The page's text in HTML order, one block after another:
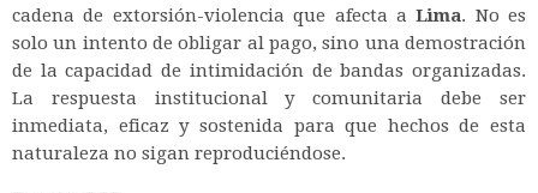
cadena de extorsión-violencia que afecta aLima. No es
solo un intento de obligar al pago, sino una demostración
de la capacidad de intimidación de bandas organizadas.
La respuesta institucional y comunitaria debe ser
inmediata, eficaz y sostenida para que hechos de esta
naturaleza no sigan reproduciéndose.